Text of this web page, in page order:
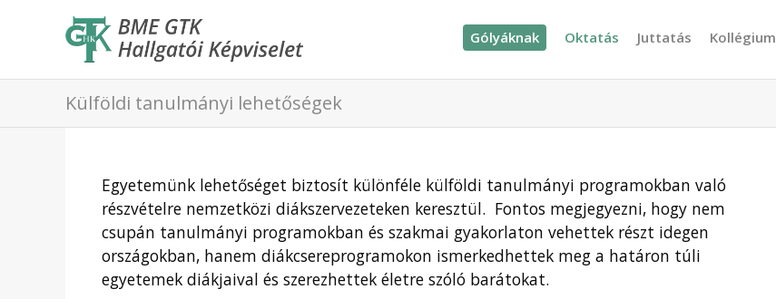
Gólyáknak Oktatás Juttatás Kollégium
Külföldi tanulmányi lehetőségek
Egyetemünk lehetőséget biztosít különféle külföldi tanulmányi programokban való
részvételre nemzetközi diákszervezeteken keresztül. Fontos megjegyezni, hogy nem
csupán tanulmányi programokban és szakmai gyakorlaton vehettek részt idegen
országokban, hanem diákcsereprogramokon ismerkedhettek meg a határon túli
egyetemek diákjaival és szerezhettek életre szóló barátokat.